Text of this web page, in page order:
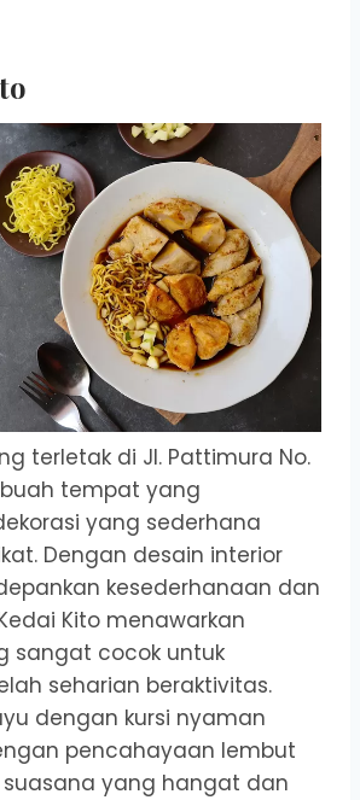
terletak di Jl. Pattimura No.
tempat yang
yang sederhana
Dengan desain interior
kesederhanaan dan
Kito menawarkan
sangat cocok untuk
seharian beraktivitas.
dengan kursi nyaman
pencahayaan lembut
yang hangat dan